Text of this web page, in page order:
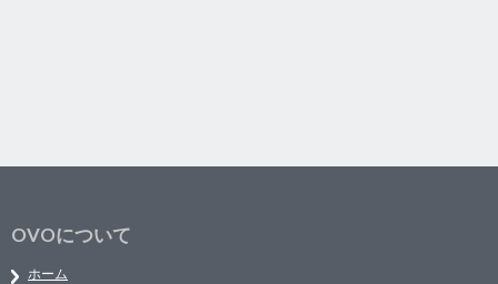
OVOについて
ホーム